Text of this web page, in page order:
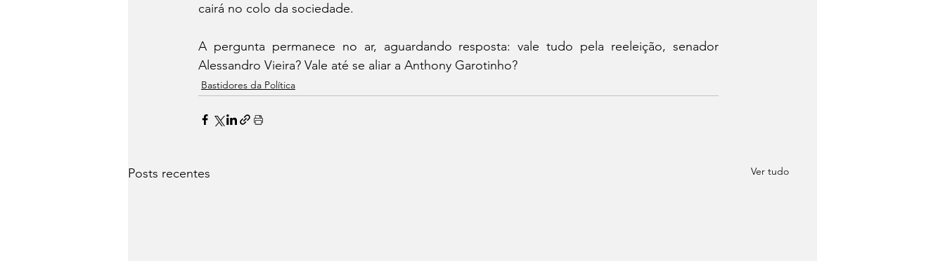
cairá no colo da sociedade.
A pergunta permanece no ar, aguardando resposta: vale tudo pela reeleição, senador
Alessandro Vieira? Vale até se aliar a Anthony Garotinho?
Bastidores da Política
Posts recentes Ver tudo